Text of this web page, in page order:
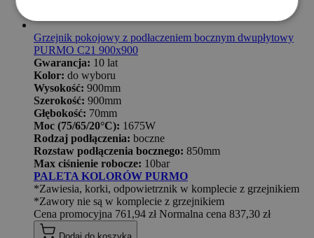
Grzejnik pokojowy z podłaczeniem bocznym dwupłytowy
PURMO C21 900x900
Gwarancja: 10 lat
Kolor: do wyboru
Wysokość: 900mm
Szerokość: 900mm
Głębokość: 70mm
Moc (75/65/20°C): 1675W
Rodzaj podłączenia: boczne
Rozstaw podłączenia bocznego: 850mm
Max ciśnienie robocze: 10bar
PALETA KOLORÓW PURMO
*Zawiesia, korki, odpowietrznik w komplecie z grzejnikiem
*Zawory nie są w komplecie z grzejnikiem
Cena promocyjna 761,94 zł Normalna cena 837,30 zł